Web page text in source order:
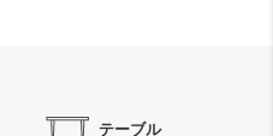
テーブル